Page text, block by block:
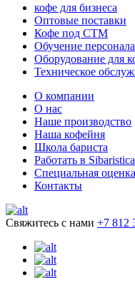
кофе для бизнеса
Оптовые поставки
Кофе под СТМ
Обучение персонала
Оборудование для
Техническое
О компании
О нас
Наше производство
Наша кофейня
Школа бариста
Работать в Sibaristica
Специальная
Контакты
Свяжитесь с нами +7 812